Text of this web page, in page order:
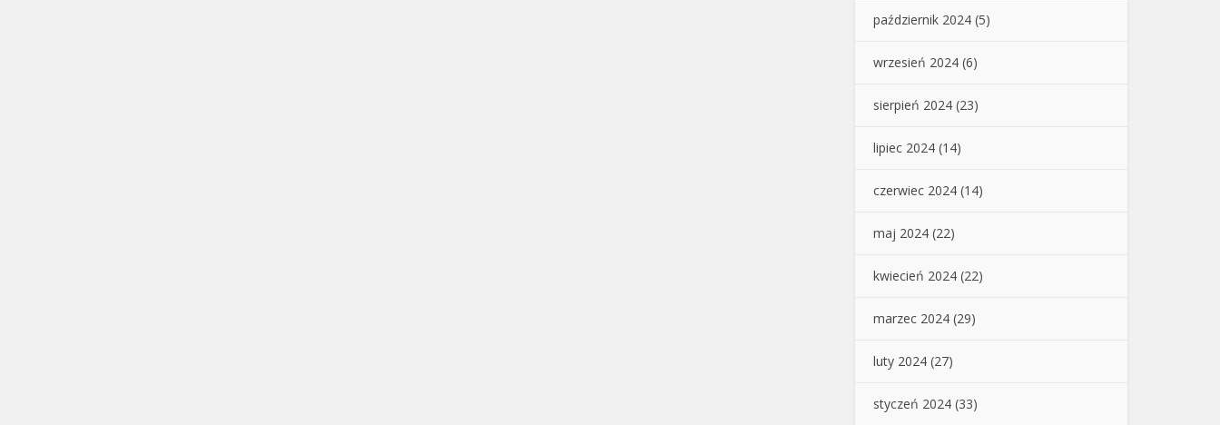
październik 2024 (5)
wrzesień 2024 (6)
sierpień 2024 (23)
lipiec 2024 (14)
czerwiec 2024 (14)
maj 2024 (22)
kwiecień 2024 (22)
marzec 2024 (29)
luty 2024 (27)
styczeń 2024 (33)